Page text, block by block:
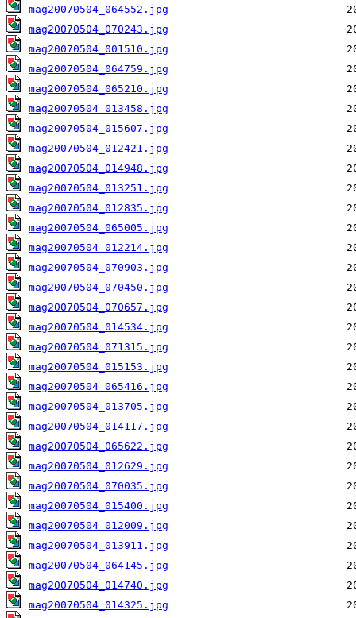
mag20070504_064552.jpg
mag20070504_070243.jpg
mag20070504_001510.jpg
mag20070504_064759.jpg
mag20070504_065210.jpg
mag20070504_013458.jpg
mag20070504_015607.jpg
mag20070504_012421.jpg
mag20070504_014948.jpg
mag20070504_013251.jpg
mag20070504_012835.jpg
mag20070504_065005.jpg
mag20070504_012214.jpg
mag20070504_070903.jpg
mag20070504_070450.jpg
mag20070504_070657.jpg
mag20070504_014534.jpg
mag20070504_071315.jpg
mag20070504_015153.jpg
mag20070504_065416.jpg
mag20070504_013705.jpg
mag20070504_014117.jpg
mag20070504_065622.jpg
mag20070504_012629.jpg
mag20070504_070035.jpg
mag20070504_015400.jpg
mag20070504_012009.jpg
mag20070504_013911.jpg
mag20070504_064145.jpg
mag20070504_014740.jpg
mag20070504_014325.jpg